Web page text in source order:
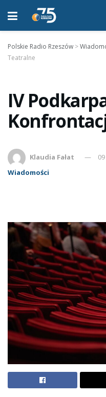
Polskie Radio Rzeszów >
Teatralne
IV
Klaudia Fałat
Wiadomości